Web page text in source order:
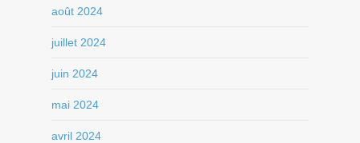
août 2024
juillet 2024
juin 2024
mai 2024
avril 2024